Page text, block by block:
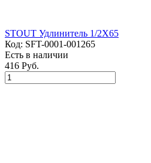
STOUT Удлинитель 1/2X65
Код: SFT-0001-001265
Есть в наличии
416 Руб.